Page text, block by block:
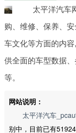
太平洋汽车
购、维修、保养、
车文化等方面的内
供全面的车型数据
等。
网站说明：
太平洋汽车
别中，目前已有